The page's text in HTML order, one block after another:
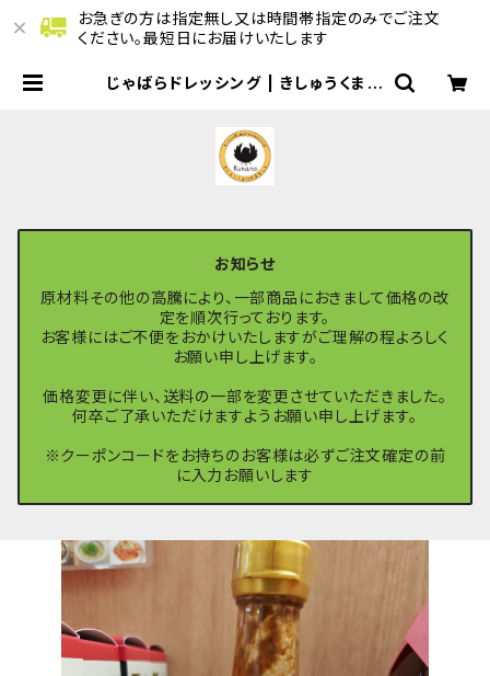
お急ぎの方は指定無し又は時間帯指定のみでご注文
ください。最短日にお届けいたします
じゃばらドレッシング | きしゅうくまの
お知らせ
原材料その他の高騰により、一部商品におきまして価格の改
定を順次行っております。
お客様にはご不便をおかけいたしますがご理解の程よろしく
お願い申し上げます。
価格変更に伴い、送料の一部を変更させていただきました。
何卒ご了承いただけますようお願い申し上げます。
※クーポンコードをお持ちのお客様は必ずご注文確定の前
に入力お願いします